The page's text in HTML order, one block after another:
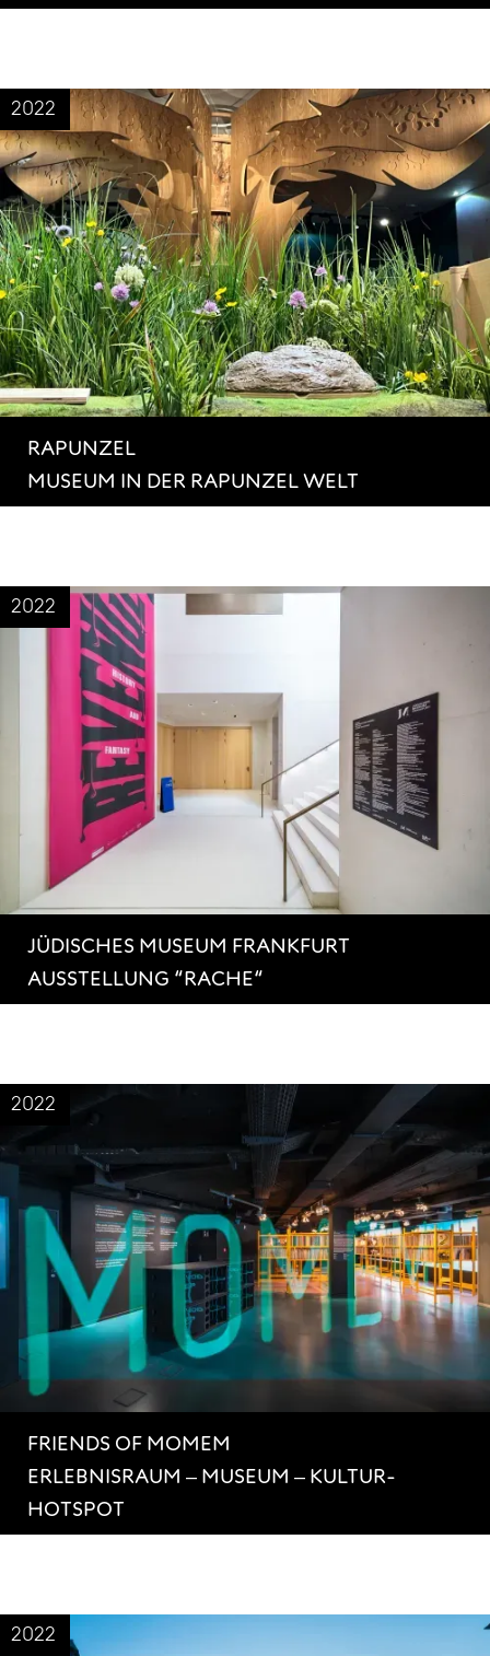
2022
RAPUNZEL
MUSEUM IN DER RAPUNZEL WELT
2022
JÜDISCHES MUSEUM FRANKFURT
AUSSTELLUNG “RACHE“
2022
FRIENDS OF MOMEM
ERLEBNISRAUM ‒ MUSEUM ‒ KULTUR-
HOTSPOT
2022